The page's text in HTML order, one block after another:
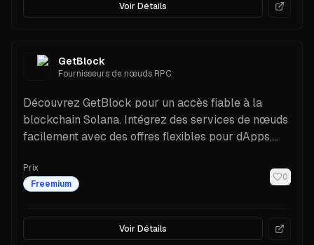
Voir Détails
GetBlock
Fournisseurs de nœuds RPC
Découvrez GetBlock pour un accès fiable à la
blockchain Solana. Intégrez des services de nœuds
facilement avec des offres flexibles pour dApps,
Prix
Freemium
0
Voir Détails